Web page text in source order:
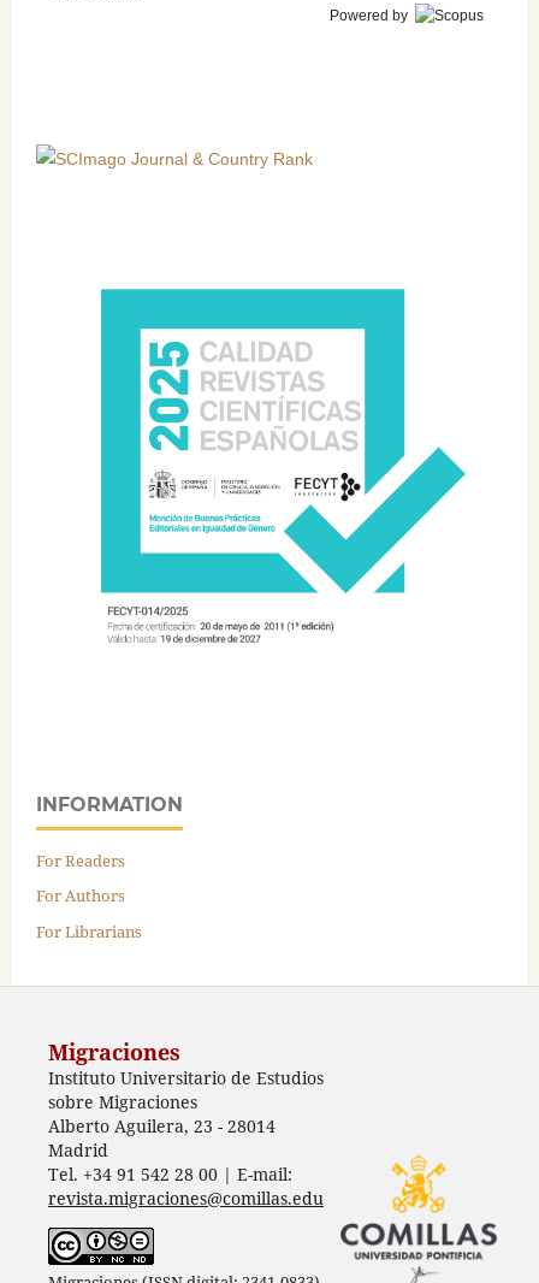
Powered by
INFORMATION
For Readers
For Authors
For Librarians
Migraciones
Instituto Universitario de Estudios
sobre Migraciones
Alberto Aguilera, 23 - 28014
Madrid
Tel. +34 91 542 28 00 | E-mail:
revista.migraciones@comillas.edu